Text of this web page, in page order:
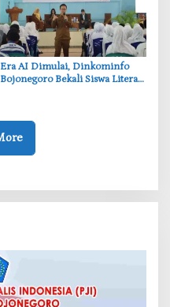
‎Era AI Dimulai, Dinkominfo
Bojonegoro Bekali Siswa Literasi